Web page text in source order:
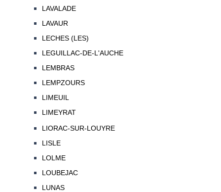
LAVALADE
LAVAUR
LECHES (LES)
LEGUILLAC-DE-L'AUCHE
LEMBRAS
LEMPZOURS
LIMEUIL
LIMEYRAT
LIORAC-SUR-LOUYRE
LISLE
LOLME
LOUBEJAC
LUNAS